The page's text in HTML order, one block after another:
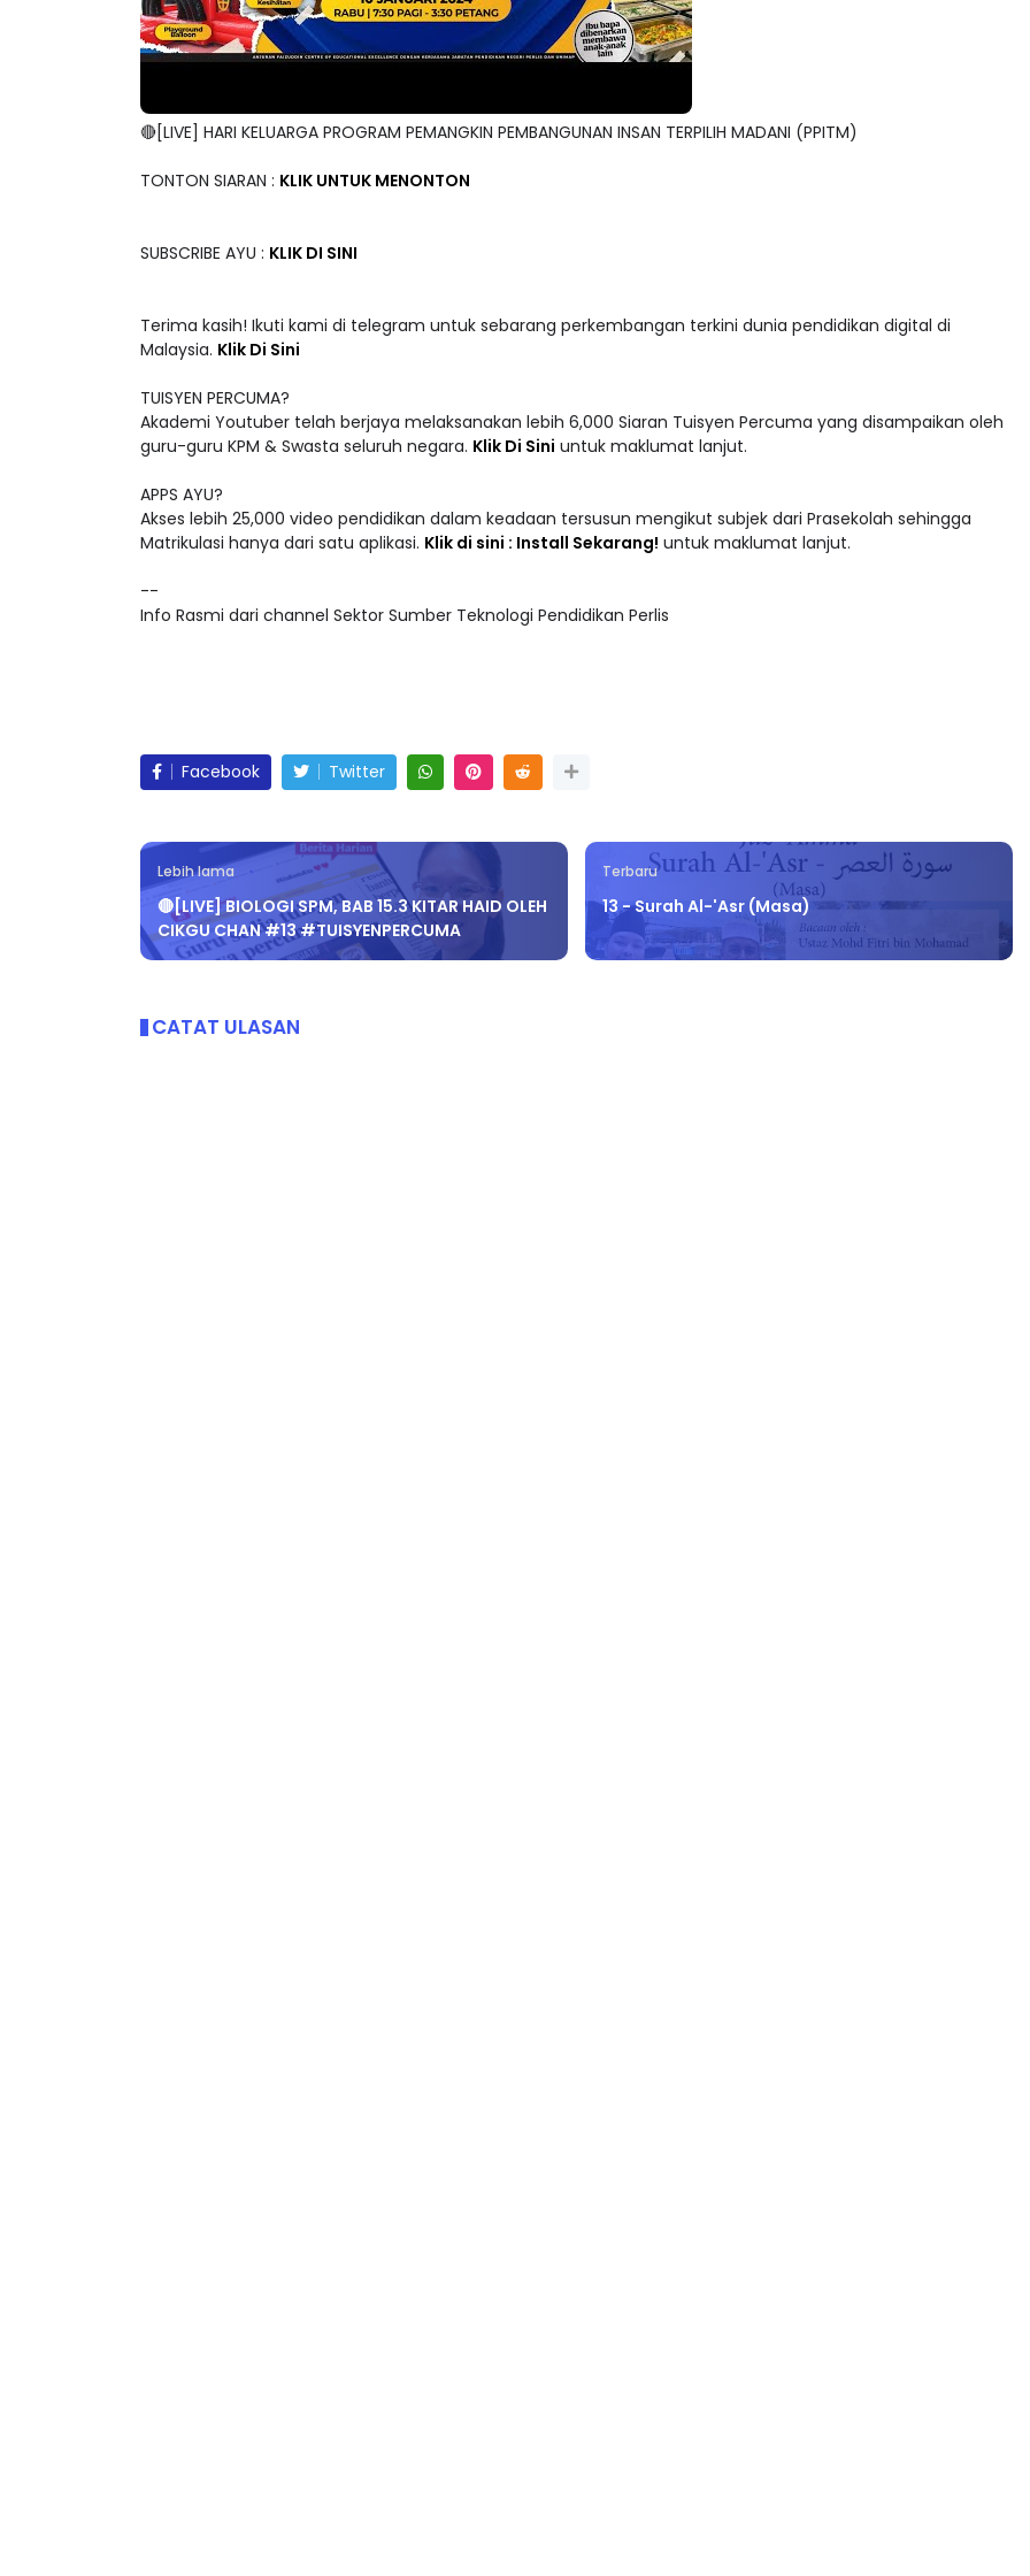
🔴[LIVE] HARI KELUARGA PROGRAM PEMANGKIN PEMBANGUNAN INSAN TERPILIH MADANI (PPITM)
TONTON SIARAN : KLIK UNTUK MENONTON
SUBSCRIBE AYU : KLIK DI SINI
Terima kasih! Ikuti kami di telegram untuk sebarang perkembangan terkini dunia pendidikan digital di
Malaysia. Klik Di Sini
TUISYEN PERCUMA?
Akademi Youtuber telah berjaya melaksanakan lebih 6,000 Siaran Tuisyen Percuma yang disampaikan oleh
guru-guru KPM & Swasta seluruh negara. Klik Di Sini untuk maklumat lanjut.
APPS AYU?
Akses lebih 25,000 video pendidikan dalam keadaan tersusun mengikut subjek dari Prasekolah sehingga
Matrikulasi hanya dari satu aplikasi. Klik di sini : Install Sekarang! untuk maklumat lanjut.
--
Info Rasmi dari channel Sektor Sumber Teknologi Pendidikan Perlis
Facebook Twitter
Lebih lama
🔴[LIVE] BIOLOGI SPM, BAB 15.3 KITAR HAID OLEH
CIKGU CHAN #13 #TUISYENPERCUMA
Terbaru
13 - Surah Al-'Asr (Masa)
CATAT ULASAN